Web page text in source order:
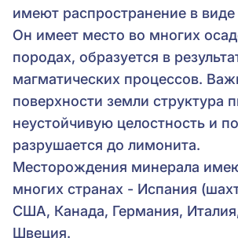
имеют распространение в
Он имеет место во многих
породах, образуется в
магматических процессов.
поверхности земли структура
неустойчивую целостность и
разрушается до лимонита.
Месторождения минерала
многих странах - Испания
США, Канада, Германия,
Швеция.